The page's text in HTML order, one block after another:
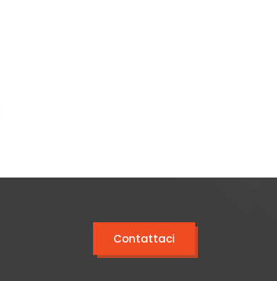
Contattaci